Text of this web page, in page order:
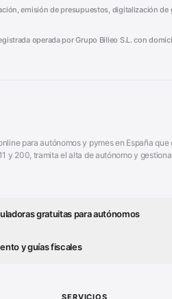
emisión de presupuestos, digitalización
operada por Grupo Billeo S.L. con
para autónomos y pymes en España
y 200, tramita el alta de autónomo y
gratuitas para autónomos
y guías fiscales
Cierre
SERVICIOS